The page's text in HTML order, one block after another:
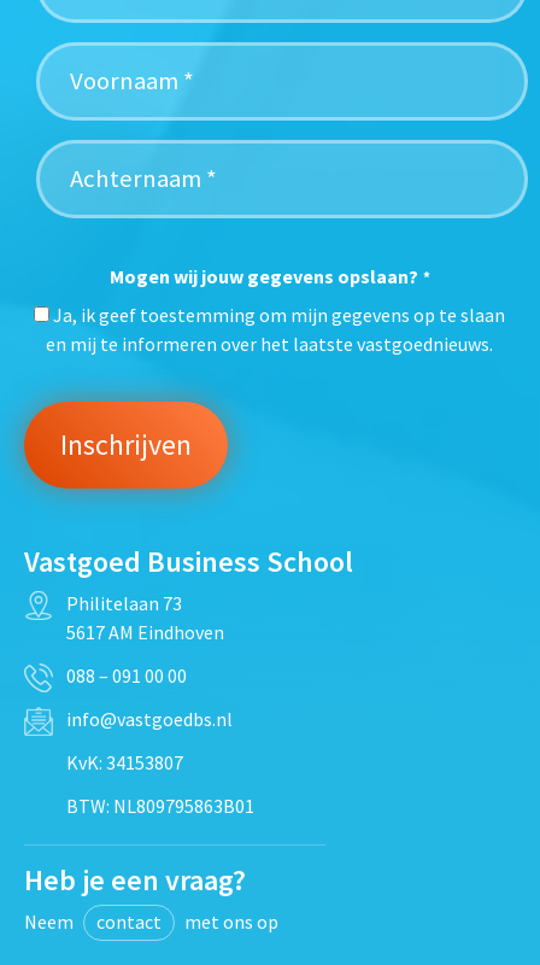
Mogen wij jouw gegevens opslaan? *
Ja, ik geef toestemming om mijn gegevens op te slaan
en mij te informeren over het laatste vastgoednieuws.
Vastgoed Business School
Philitelaan 73
5617 AM Eindhoven
088 – 091 00 00
info@vastgoedbs.nl
KvK: 34153807
BTW: NL809795863B01
Heb je een vraag?
Neem contact met ons op